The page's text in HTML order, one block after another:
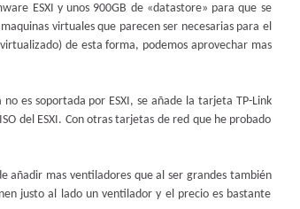
ESXI y unos 900GB de «datastore» para que se
virtuales que parecen ser necesarias para el
de esta forma, podemos aprovechar mas
es soportada por ESXI, se añade la tarjeta TP-Link
del ESXI. Con otras tarjetas de red que he probado
añadir mas ventiladores que al ser grandes también
justo al lado un ventilador y el precio es bastante